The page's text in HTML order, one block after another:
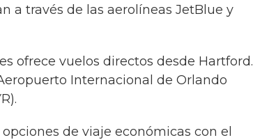
a través de las aerolíneas JetBlue y
ofrece vuelos directos desde Hartford.
Internacional de Orlando
de viaje económicas con el